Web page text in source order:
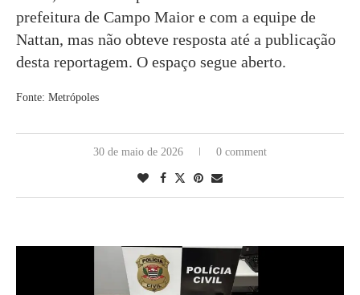
prefeitura de Campo Maior e com a equipe de
Nattan, mas não obteve resposta até a publicação
desta reportagem. O espaço segue aberto.
Fonte: Metrópoles
30 de maio de 2026 0 comment